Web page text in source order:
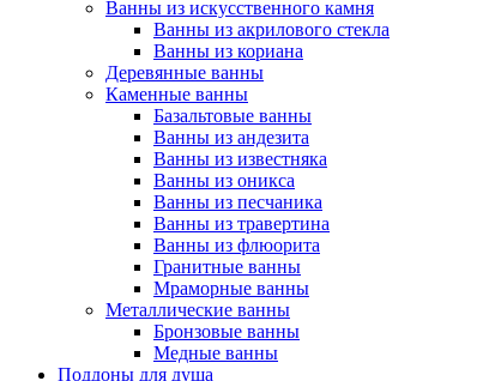
Ванны из искусственного камня
Ванны из акрилового стекла
Ванны из кориана
Деревянные ванны
Каменные ванны
Базальтовые ванны
Ванны из андезита
Ванны из известняка
Ванны из оникса
Ванны из песчаника
Ванны из травертина
Ванны из флюорита
Гранитные ванны
Мраморные ванны
Металлические ванны
Бронзовые ванны
Медные ванны
Поддоны для душа